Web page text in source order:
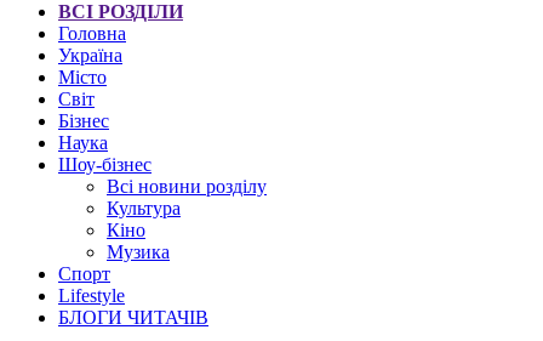
ВСІ РОЗДІЛИ
Головна
Україна
Місто
Світ
Бізнес
Наука
Шоу-бізнес
Всі новини розділу
Культура
Кіно
Музика
Спорт
Lifestyle
БЛОГИ ЧИТАЧІВ